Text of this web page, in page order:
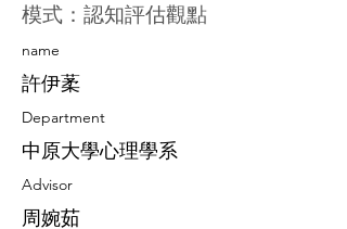
模式：認知評估觀點
​name
許伊葇
Department
中原大學心理學系
Advisor
周婉茹